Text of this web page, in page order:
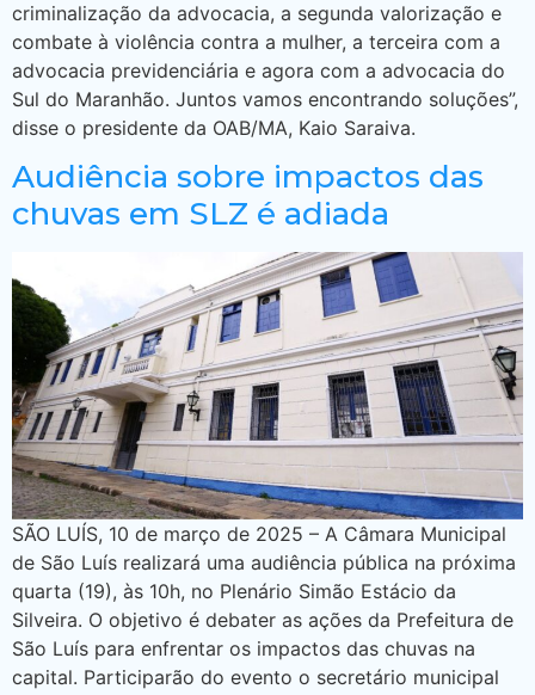
criminalização da advocacia, a segunda valorização e
combate à violência contra a mulher, a terceira com a
advocacia previdenciária e agora com a advocacia do
Sul do Maranhão. Juntos vamos encontrando soluções”,
disse o presidente da OAB/MA, Kaio Saraiva.
Audiência sobre impactos das
chuvas em SLZ é adiada
SÃO LUÍS, 10 de março de 2025 – A Câmara Municipal
de São Luís realizará uma audiência pública na próxima
quarta (19), às 10h, no Plenário Simão Estácio da
Silveira. O objetivo é debater as ações da Prefeitura de
São Luís para enfrentar os impactos das chuvas na
capital. Participarão do evento o secretário municipal